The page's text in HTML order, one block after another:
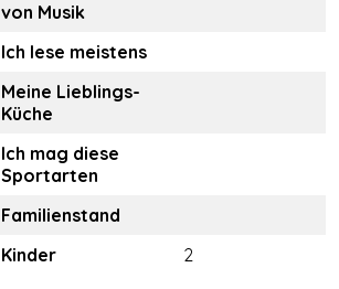
von Musik
Ich lese meistens
Meine Lieblings-
Küche
Ich mag diese
Sportarten
Familienstand
Kinder
2